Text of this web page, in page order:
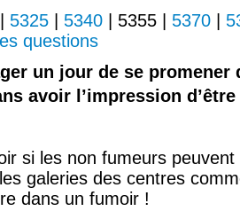
5325 5340 5355 5370
questions
un jour de se promener
avoir l’impression
si les non fumeurs
galeries des centres
dans un fumoir !